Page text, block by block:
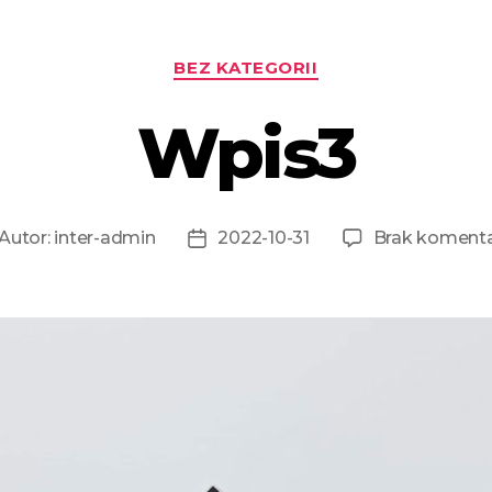
BEZ KATEGORII
Wpis3
inter-admin 2022-10-31 Brak